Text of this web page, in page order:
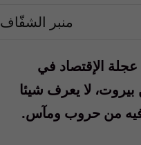
منبر الشفّاف
الإقتصاد في
بيروت، لا يعرف شيئا
فيه من حروب ومآس.